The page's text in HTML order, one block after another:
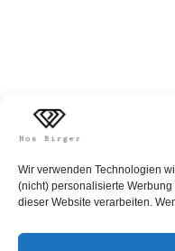
Wir verwenden Technologien
(nicht) personalisierte
dieser Website verarbeiten.